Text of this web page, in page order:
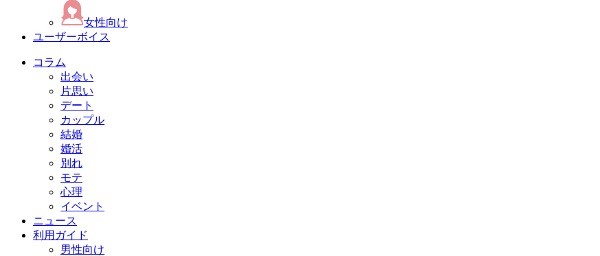
女性向け
ユーザーボイス
コラム
出会い
片思い
デート
カップル
結婚
婚活
別れ
モテ
心理
イベント
ニュース
利用ガイド
男性向け